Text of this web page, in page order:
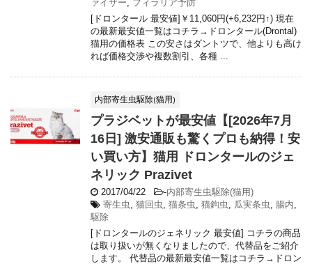
ァイザー, フィラリア予防
[ドロンタール 最安値]￥11,060円(+6,232円↑) 現在
の最新最安値一覧はコチラ→ドロンタール(Drontal)
猫用の価格表 この安さはダントツで、他よりも高け
れば価格交渉や複数割引、各種 ...
内部寄生虫駆除(猫用)
プラジベットが最安値【[2026年7月
16日] 激安通販も驚くプロも納得！安
い買い方】猫用 ドロンタールのジェ
ネリック Prazivet
2017/04/22 -内部寄生虫駆除(猫用)
寄生虫, 猫回虫, 猫条虫, 猫鉤虫, 瓜実条虫, 腸内,
駆除
[ドロンタールのジェネリック 最安値] コチラの商品
は取り扱いが無くなりましたので、代替品をご紹介
します。 代替品の最新最安値一覧はコチラ→ドロン